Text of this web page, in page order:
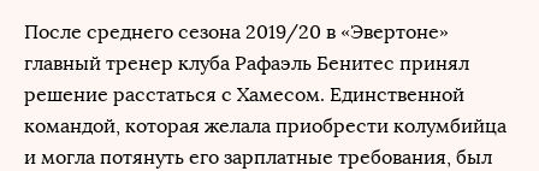
После среднего сезона 2019/20 в «Эвертоне»
главный тренер клуба Рафаэль Бенитес принял
решение расстаться с Хамесом. Единственной
командой, которая желала приобрести колумбийца
и могла потянуть его зарплатные требования, был